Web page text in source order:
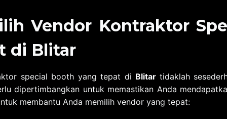
Vendor Kontraktor
di Blitar
special booth yang tepat di Blitar tidaklah
dipertimbangkan untuk memastikan Anda
membantu Anda memilih vendor yang tepat: